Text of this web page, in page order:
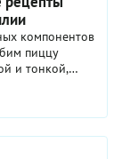
компонентов
пиццу
и тонкой,
очень важны
– синьором
Рима и узнали